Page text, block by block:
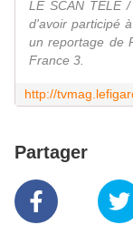
LE SCAN TÉLÉ
d'avoir participé
un reportage de
France 3.
Partager